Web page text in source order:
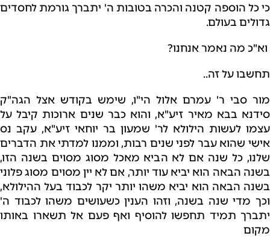
כי כל הוספה קטנה והכרה בטובות ה' יתברך גורמת לחסדים
גדולים בעולם.
וא"כ מה נאמר אנחנו?
תחשבו על זה..
מור סבי ר' עמרם אלול הי"ו, שימש בקודש אצל הגה"ק
סידנא בבא מאיר זיע"א, והוא כבר שנים ארוכות קיבל על
עצמו לעשות הילולא לר' שמעון בר יוחאי זיע"א, עקב נס
אישי שהוא עבר לפני שנים רבות, וממנו למדתי את הדברים
שלנו, כל שנה אם לא הביא מאכל מסוג מסוים בשנה הזו,
בשנה הבאה הוא יביא עוד יותר, אם לא יין מסוים מסוג פלוני
בשנה הבאה הוא יביא משהו יותר יקר לכבוד בעל ההילולא,
וכך מדי שנה בשנה, וזהו הענין כשעושים משהו לכבוד ה'
יתברך תמיד תחפשו להוסיף ואף פעם אל תשארו באותו
מקום